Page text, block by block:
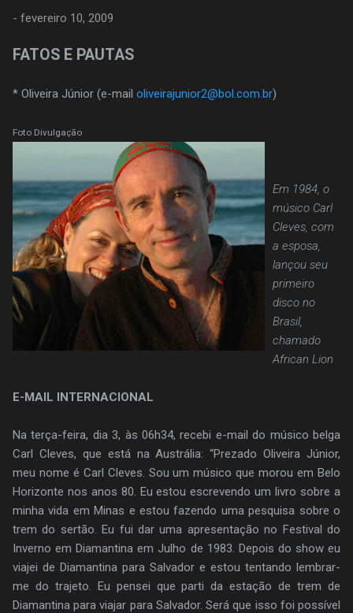
- fevereiro 10, 2009
FATOS E PAUTAS
* Oliveira Júnior (e-mail oliveirajunior2@bol.com.br)
Foto Divulgação
Em 1984, o
músico Carl
Cleves, com
a esposa,
lançou seu
primeiro
disco no
Brasil,
chamado
African Lion
E-MAIL INTERNACIONAL
Na terça-feira, dia 3, às 06h34, recebi e-mail do músico belga
Carl Cleves, que está na Austrália: “Prezado Oliveira Júnior,
meu nome é Carl Cleves. Sou um músico que morou em Belo
Horizonte nos anos 80. Eu estou escrevendo um livro sobre a
minha vida em Minas e estou fazendo uma pesquisa sobre o
trem do sertão. Eu fui dar uma apresentação no Festival do
Inverno em Diamantina em Julho de 1983. Depois do show eu
viajei de Diamantina para Salvador e estou tentando lembrar-
me do trajeto. Eu pensei que parti da estação de trem de
Diamantina para viajar para Salvador. Será que isso foi possível